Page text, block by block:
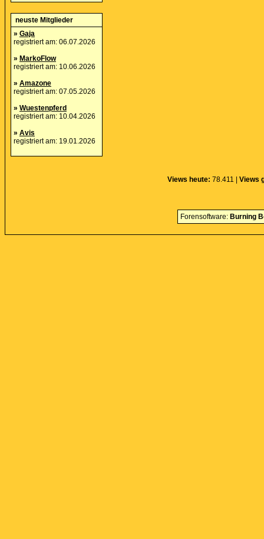
neuste Mitglieder
» Gaja
registriert am: 06.07.2026
» MarkoFlow
registriert am: 10.06.2026
» Amazone
registriert am: 07.05.2026
» Wuestenpferd
registriert am: 10.04.2026
» Avis
registriert am: 19.01.2026
Views heute: 78.411 | Views
Forensoftware: Burning